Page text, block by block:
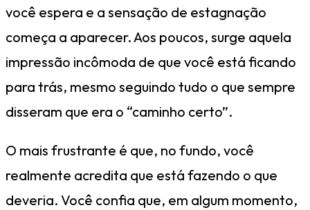
você espera e a sensação de estagnação
começa a aparecer. Aos poucos, surge aquela
impressão incômoda de que você está ficando
para trás, mesmo seguindo tudo o que sempre
disseram que era o “caminho certo”.
O mais frustrante é que, no fundo, você
realmente acredita que está fazendo o que
deveria. Você confia que, em algum momento,